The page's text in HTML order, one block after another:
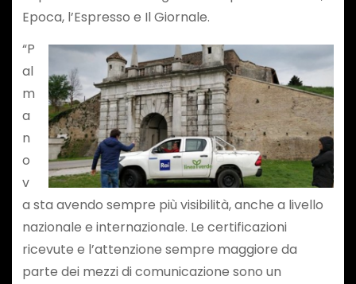
Epoca, l’Espresso e Il Giornale.
“P
al
m
a
n
o
v
a sta avendo sempre più visibilità, anche a livello
nazionale e internazionale. Le certificazioni
ricevute e l’attenzione sempre maggiore da
parte dei mezzi di comunicazione sono un